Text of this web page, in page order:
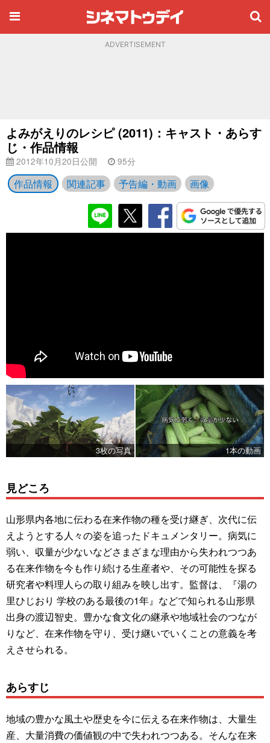
ADVERTISEMENT
よみがえりのレシピ (2011)：キャスト・あらす
じ・作品情報
2012年10月20日公開 95分
作品情報 関連記事 予告編・動画 画像
3枚の写真 1本の動画
見どころ
山形県内各地に伝わる在来作物の種を受け継ぎ、次代に伝
えようとする人々の姿を追ったドキュメンタリー。病気に
弱い、収量が少ないなどさまざまな理由から失われつつあ
る在来作物を今も作り続ける生産者や、その可能性を探る
研究者や料理人らの取り組みを映し出す。監督は、『湯の
里ひじおり 学校のある最後の1年』などで知られる山形県
出身の渡辺智史。豊かな食文化の継承や地域社会のつなが
りなど、在来作物を守り、受け継いでいくことの意義を考
えさせられる。
あらすじ
地域の豊かな風土や歴史を今に伝える在来作物は、大量生
産、大量消費の価値観の中で失われつつある。そんな在来